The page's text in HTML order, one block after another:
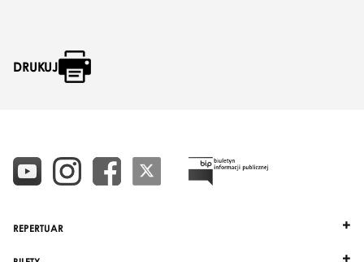
DRUKUJ
REPERTUAR